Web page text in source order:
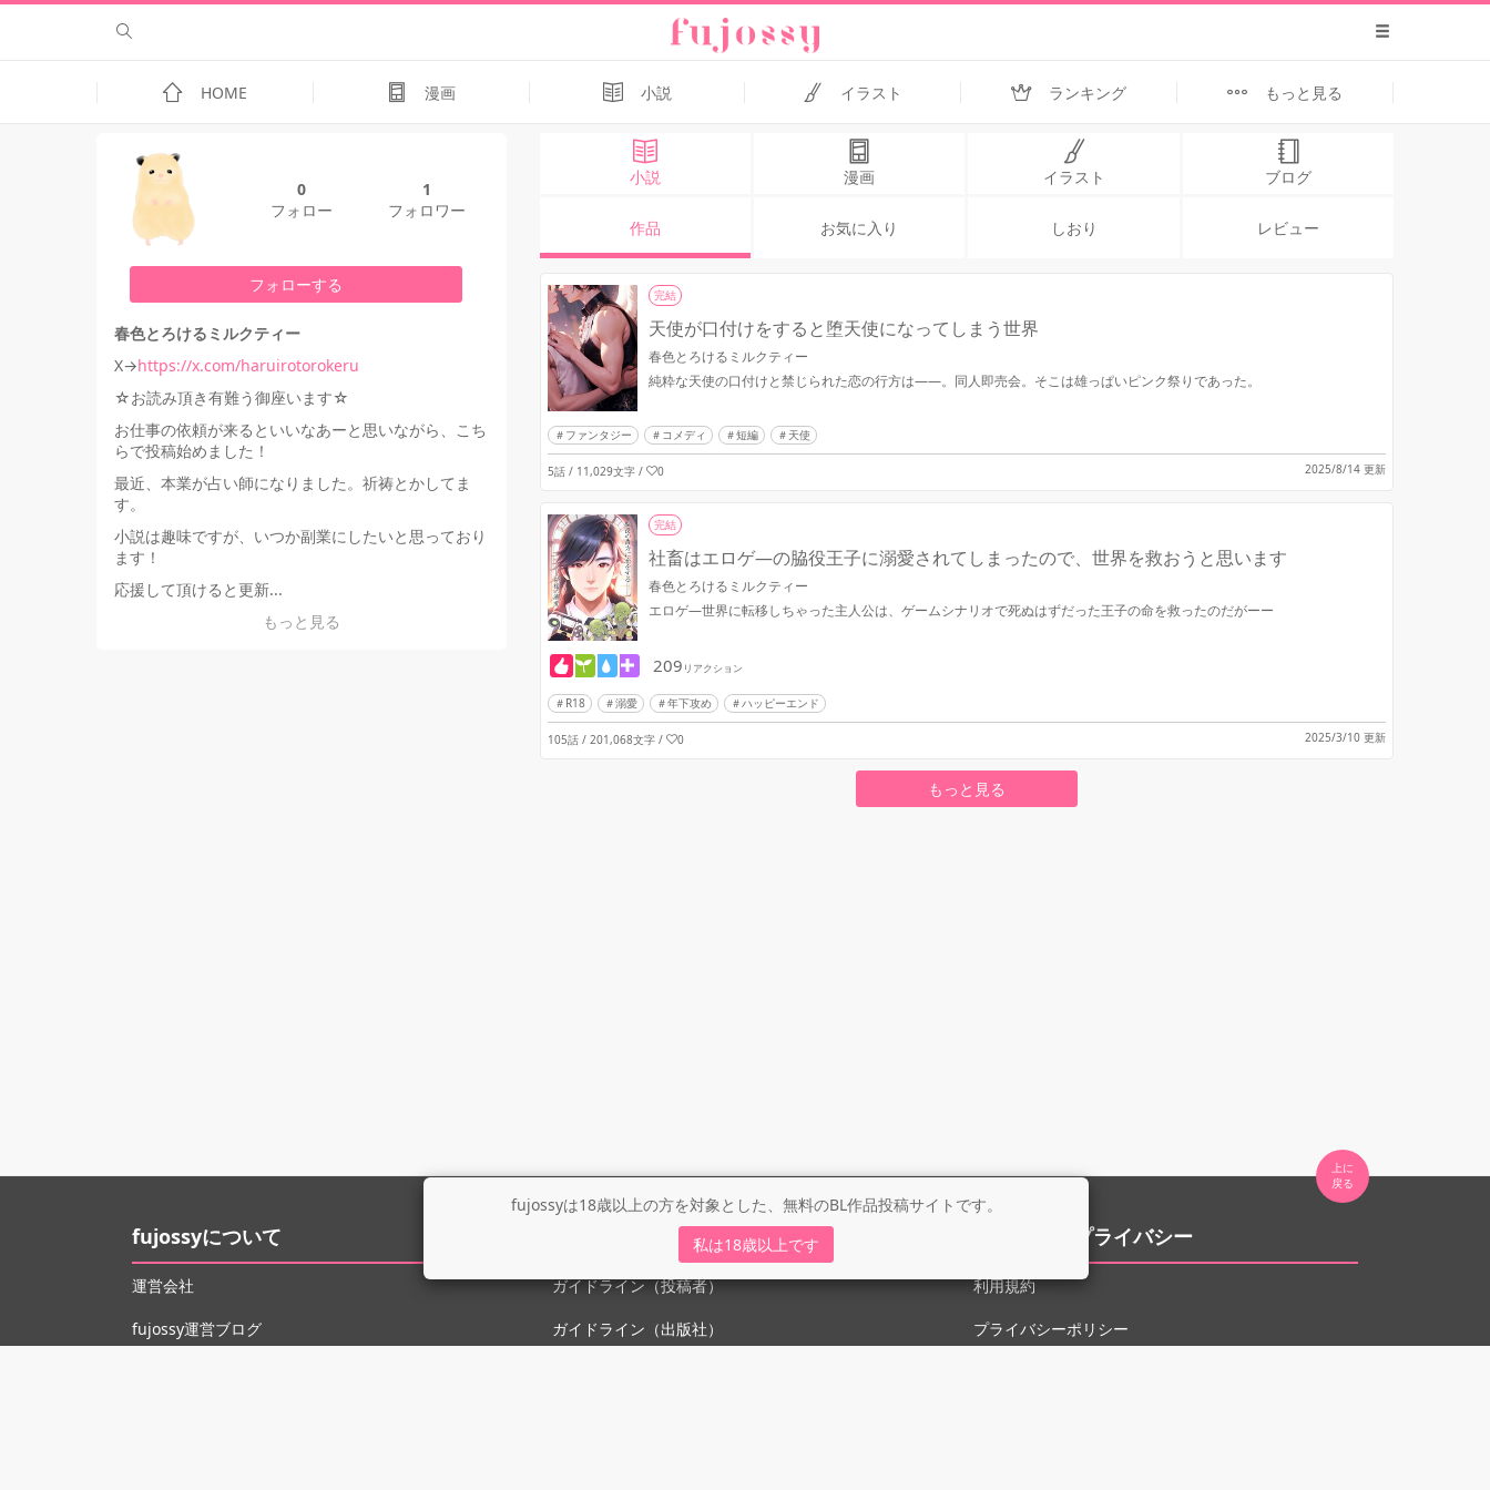
fujossyは18歳以上の方を対象とした、無料のBL作品投稿サイトです。
私は18歳以上です
HOME 漫画 小説 イラスト ランキング もっと見る
0
フォロー
1
フォロワー
フォローする
春色とろけるミルクティー
X→https://x.com/haruirotorokeru
☆お読み頂き有難う御座います☆
お仕事の依頼が来るといいなあーと思いながら、こち
らで投稿始めました！
最近、本業が占い師になりました。祈祷とかしてま
す。
小説は趣味ですが、いつか副業にしたいと思っており
ます！
応援して頂けると更新...
もっと見る
小説 漫画 イラスト ブログ
作品 お気に入り しおり レビュー
完結
天使が口付けをすると堕天使になってしまう世界
春色とろけるミルクティー
純粋な天使の口付けと禁じられた恋の行方は——。同人即売会。そこは雄っぱいピンク祭りであった。
ファンタジー コメディ 短編 天使
5話 / 11,029文字/ 0 2025/8/14 更新
完結
社畜はエロゲ―の脇役王子に溺愛されてしまったので、世界を救おうと思います
春色とろけるミルクティー
エロゲ―世界に転移しちゃった主人公は、ゲームシナリオで死ぬはずだった王子の命を救ったのだがーー
209 リアクション
R18 溺愛 年下攻め ハッピーエンド
105話 / 201,068文字/ 0 2025/3/10 更新
もっと見る
上に
fujossyについて
運営会社
fujossy運営ブログ
ガイドライン（投稿者）
ガイドライン（出版社）
利用規約とプライバシー
利用規約
プライバシーポリシー